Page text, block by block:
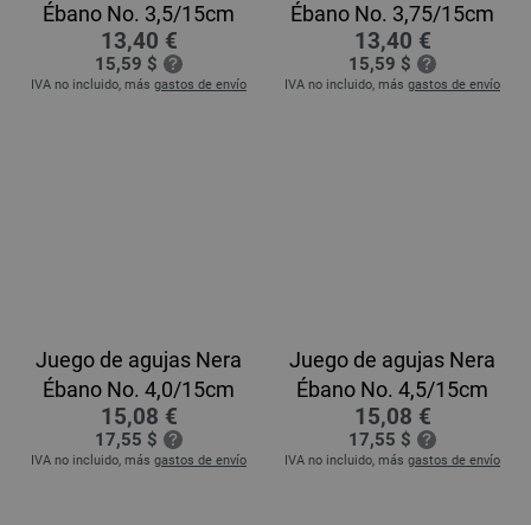
Ébano No. 3,5/15cm
13,40 €
15,59 $
IVA no incluido, más gastos de envío
Ébano No. 3,75/15cm
13,40 €
15,59 $
IVA no incluido, más gastos de envío
Juego de agujas Nera
Ébano No. 4,0/15cm
15,08 €
17,55 $
IVA no incluido, más gastos de envío
Juego de agujas Nera
Ébano No. 4,5/15cm
15,08 €
17,55 $
IVA no incluido, más gastos de envío